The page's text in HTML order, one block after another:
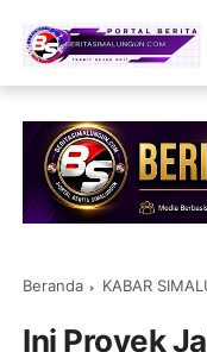
Beranda KABAR
Ini Proyek